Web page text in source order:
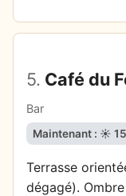
5. Café du
Bar
Maintenant : ☀️
Terrasse
dégagé).